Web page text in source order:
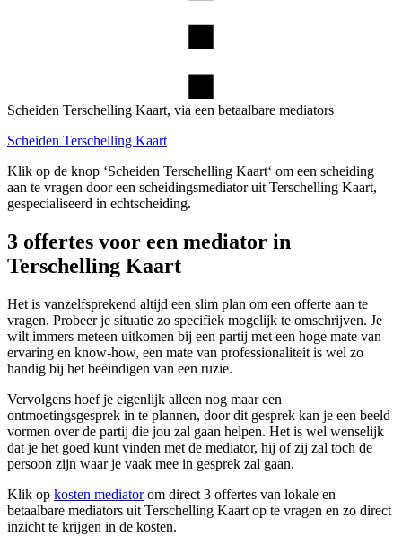
Scheiden Terschelling Kaart, via een betaalbare mediators
Scheiden Terschelling Kaart
Klik op de knop ‘Scheiden Terschelling Kaart‘ om een scheiding
aan te vragen door een scheidingsmediator uit Terschelling Kaart,
gespecialiseerd in echtscheiding.
3 offertes voor een mediator in
Terschelling Kaart
Het is vanzelfsprekend altijd een slim plan om een offerte aan te
vragen. Probeer je situatie zo specifiek mogelijk te omschrijven. Je
wilt immers meteen uitkomen bij een partij met een hoge mate van
ervaring en know-how, een mate van professionaliteit is wel zo
handig bij het beëindigen van een ruzie.
Vervolgens hoef je eigenlijk alleen nog maar een
ontmoetingsgesprek in te plannen, door dit gesprek kan je een beeld
vormen over de partij die jou zal gaan helpen. Het is wel wenselijk
dat je het goed kunt vinden met de mediator, hij of zij zal toch de
persoon zijn waar je vaak mee in gesprek zal gaan.
Klik op kosten mediatorom direct 3 offertes van lokale en
betaalbare mediators uit Terschelling Kaart op te vragen en zo direct
inzicht te krijgen in de kosten.